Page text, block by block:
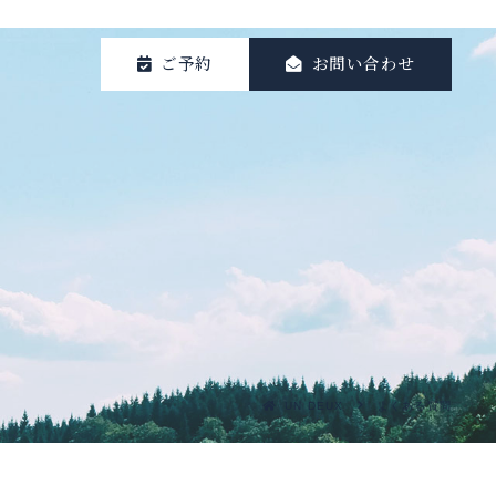
ご予約 お問い合わせ
UN DEUX よくある質問